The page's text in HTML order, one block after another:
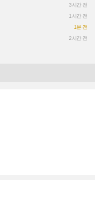
3시간 전
1시간 전
1분 전
2시간 전